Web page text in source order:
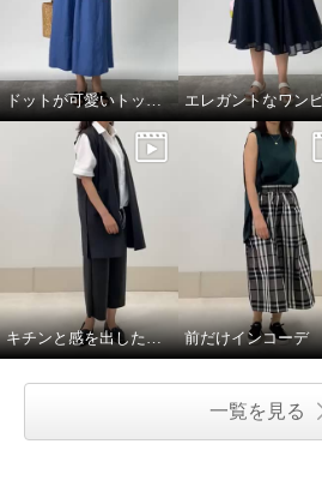
ドットが可愛いトップスをメインに。
キチンと感を出したい日に。 前だけインコーデ
一覧を見る